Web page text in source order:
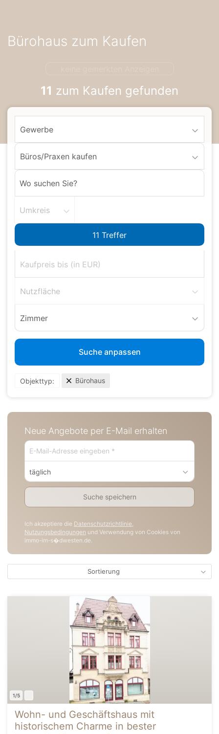
zur
Navigation
Bürohaus zum Kaufen
11 zum Kaufen gefunden
Gewerbe
Büros/Praxen kaufen
Umkreis
Nutzfläche
Zimmer
Suche anpassen
Objekttyp: Bürohaus
Neue Angebote per E-Mail erhalten
täglich
Suche speichern
Ich akzeptiere die Datenschutzrichtlinie,
Nutzungsbedingungen und Verwendung von Cookies von
immo-im-s�dwesten.de.
Sortierung
1/5
Wohn- und Geschäftshaus mit
historischem Charme in bester